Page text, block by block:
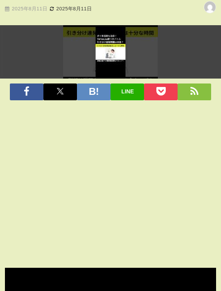
2025年8月11日 2025年8月11日
LINE